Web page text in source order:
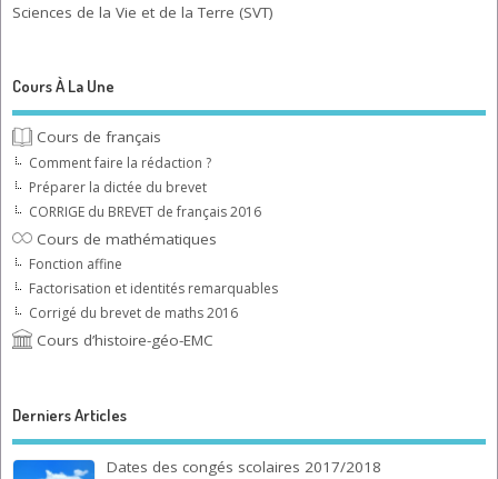
Sciences de la Vie et de la Terre (SVT)
Cours À La Une
Cours de français
Comment faire la rédaction ?
Préparer la dictée du brevet
CORRIGE du BREVET de français 2016
Cours de mathématiques
Fonction affine
Factorisation et identités remarquables
Corrigé du brevet de maths 2016
Cours d’histoire-géo-EMC
Derniers Articles
Dates des congés scolaires 2017/2018